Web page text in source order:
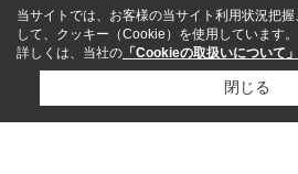
当サイトでは、お客様の当サイト利用状況把
して、クッキー（Cookie）を使用しています。
詳しくは、当社の 「Cookieの取扱いについて」
閉じる